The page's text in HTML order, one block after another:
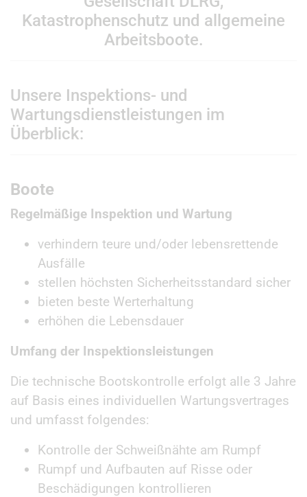
Katastrophenschutz und allgemeine
Arbeitsboote.
Unsere Inspektions- und
Wartungsdienstleistungen im
Überblick:
Boote
Regelmäßige Inspektion und Wartung
verhindern teure und/oder lebensrettende
Ausfälle
stellen höchsten Sicherheitsstandard sicher
bieten beste Werterhaltung
erhöhen die Lebensdauer
Umfang der Inspektionsleistungen
Die technische Bootskontrolle erfolgt alle 3 Jahre
auf Basis eines individuellen Wartungsvertrages
und umfasst folgendes:
Kontrolle der Schweißnähte am Rumpf
Rumpf und Aufbauten auf Risse oder
Beschädigungen kontrollieren